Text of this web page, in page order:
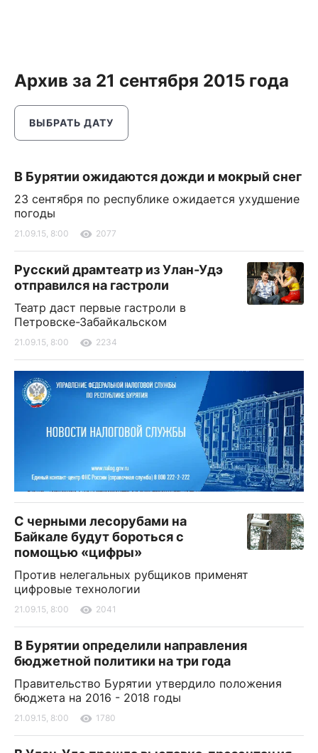
Архив за 21 сентября 2015 года
ВЫБРАТЬ ДАТУ
В Бурятии ожидаются дожди и мокрый снег
23 сентября по республике ожидается ухудшение
погоды
21.09.15, 8:00 2077
Русский драмтеатр из Улан-Удэ
отправился на гастроли
Театр даст первые гастроли в
Петровске-Забайкальском
21.09.15, 8:00 2234
С черными лесорубами на
Байкале будут бороться с
помощью «цифры»
Против нелегальных рубщиков применят
цифровые технологии
21.09.15, 8:00 2041
В Бурятии определили направления
бюджетной политики на три года
Правительство Бурятии утвердило положения
бюджета на 2016 - 2018 годы
21.09.15, 8:00 1780